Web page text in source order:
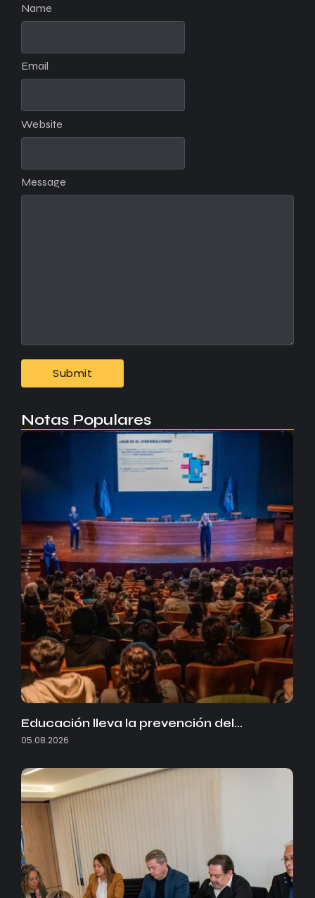
Message
Name
Email
Website
Notas Populares
Educación lleva la prevención del…
05.08.2026